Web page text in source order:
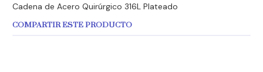
Cadena de Acero Quirúrgico 316L Plateado
COMPARTIR ESTE PRODUCTO